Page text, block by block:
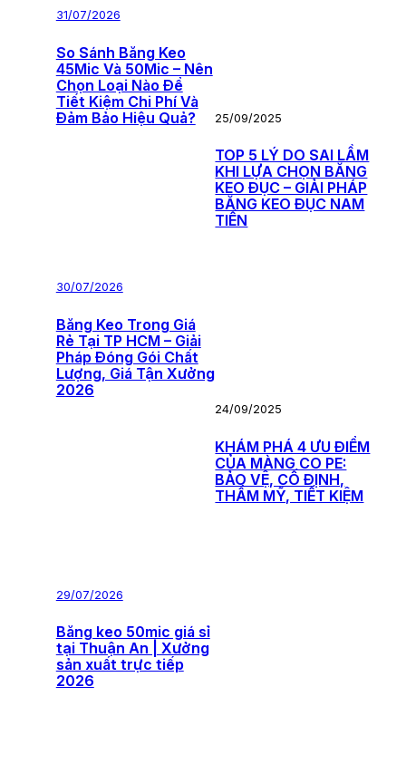
31/07/2026
So Sánh Băng Keo
45Mic Và 50Mic – Nên
Chọn Loại Nào Để
Tiết Kiệm Chi Phí Và
Đảm Bảo Hiệu Quả?
30/07/2026
Băng Keo Trong Giá
Rẻ Tại TP HCM – Giải
Pháp Đóng Gói Chất
Lượng, Giá Tận Xưởng
2026
29/07/2026
Băng keo 50mic giá sỉ
tại Thuận An | Xưởng
sản xuất trực tiếp
2026
25/09/2025
TOP 5 LÝ DO SAI LẦM
KHI LỰA CHỌN BĂNG
KEO ĐỤC – GIẢI PHÁP
BĂNG KEO ĐỤC NAM
TIẾN
24/09/2025
KHÁM PHÁ 4 ƯU ĐIỂM
CỦA MÀNG CO PE:
BẢO VỆ, CỐ ĐỊNH,
THẨM MỸ, TIẾT KIỆM